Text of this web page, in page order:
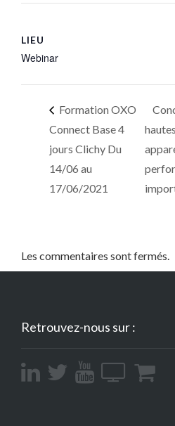
LIEU
Webinar
Formation OXO
Connect Base 4
jours Clichy Du
14/06 au
17/06/2021
Les commentaires sont fermés.
Retrouvez-nous sur :